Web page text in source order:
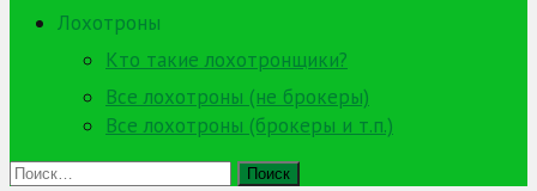
Лохотроны
Кто такие лохотронщики?
Все лохотроны (не брокеры)
Все лохотроны (брокеры и т.п.)
Найти: